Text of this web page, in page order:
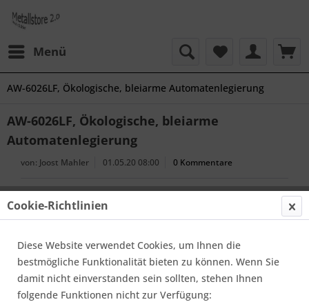
Menü
AW-6026LF, Ökologische, bleiarme Automatenlegierung
AW-6026LF, Ökologische, bleiarme
Automatenlegierung
von: Joost Mahler 01.05.20 08:00 0 Kommentare
Cookie-Richtlinien
Diese Website verwendet Cookies, um Ihnen die
bestmögliche Funktionalität bieten zu können. Wenn Sie
damit nicht einverstanden sein sollten, stehen Ihnen
folgende Funktionen nicht zur Verfügung: